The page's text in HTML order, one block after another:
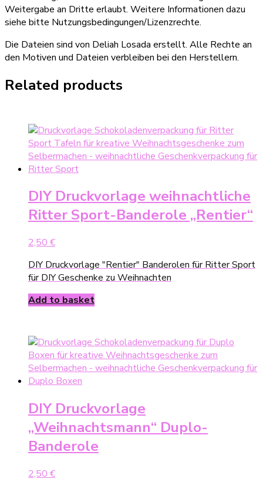
Weitergabe an Dritte erlaubt. Weitere Informationen dazu
siehe bitte Nutzungsbedingungen/Lizenzrechte.
Die Dateien sind von Deliah Losada erstellt. Alle Rechte an
den Motiven und Dateien verbleiben bei den Herstellern.
Related products
DIY Druckvorlage weihnachtliche
Ritter Sport-Banderole „Rentier“
2,50 €
DIY Druckvorlage "Rentier" Banderolen für Ritter Sport
für DIY Geschenke zu Weihnachten
Add to basket
DIY Druckvorlage
„Weihnachtsmann“ Duplo-
Banderole
2,50 €